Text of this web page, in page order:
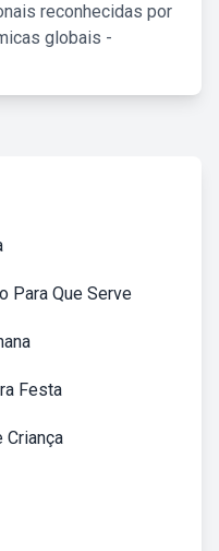
reconhecidas por
globais -
Para Que Serve
Festa
Criança